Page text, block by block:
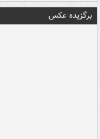
برگزیده عکس